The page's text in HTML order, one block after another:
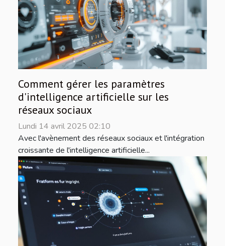
Comment gérer les paramètres
d'intelligence artificielle sur les
réseaux sociaux
Lundi 14 avril 2025 02:10
Avec l'avènement des réseaux sociaux et l'intégration
croissante de l'intelligence artificielle...